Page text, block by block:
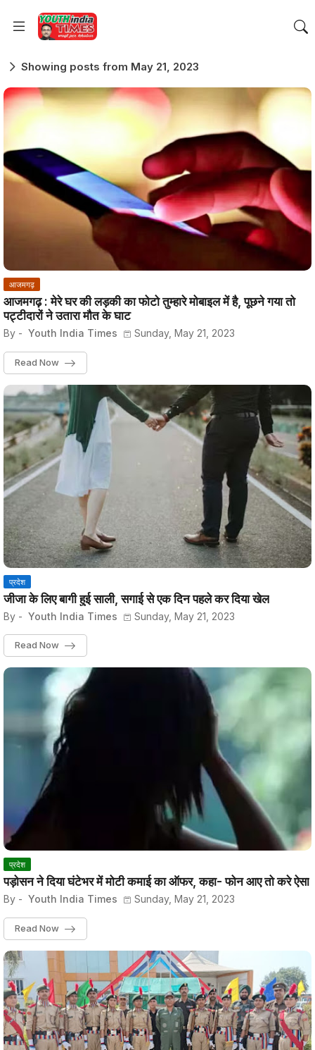
Showing posts from May 21, 2023
आजमगढ़
आजमगढ़ : मेरे घर की लड़की का फोटो तुम्हारे मोबाइल में है, पूछने गया तो
पट्टीदारों ने उतारा मौत के घाट
By - Youth India Times Sunday, May 21, 2023
Read Now
प्रदेश
जीजा के लिए बागी हुई साली, सगाई से एक दिन पहले कर दिया खेल
By - Youth India Times Sunday, May 21, 2023
Read Now
प्रदेश
पड़ोसन ने दिया घंटेभर में मोटी कमाई का ऑफर, कहा- फोन आए तो करे ऐसा
By - Youth India Times Sunday, May 21, 2023
Read Now